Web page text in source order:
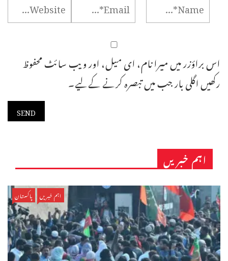
اس براؤزر میں میرا نام، ای میل، اور ویب سائٹ محفوظ
رکھیں اگلی بار جب میں تبصرہ کرنے کےلیے۔
اہم خبریں
اہم خبریں پاکستان